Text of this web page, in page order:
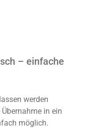
– einfache
werden
in ein
möglich.